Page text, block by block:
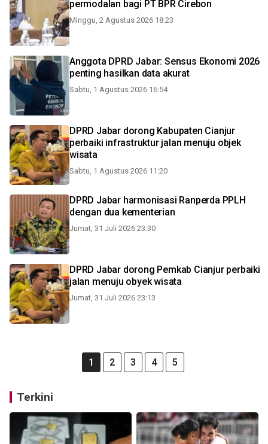
permodalan bagi PT BPR Cirebon
Minggu, 2 Agustus 2026 18:23
Anggota DPRD Jabar: Sensus Ekonomi 2026
penting hasilkan data akurat
Sabtu, 1 Agustus 2026 16:54
DPRD Jabar dorong Kabupaten Cianjur
perbaiki infrastruktur jalan menuju objek
wisata
Sabtu, 1 Agustus 2026 11:20
DPRD Jabar harmonisasi Ranperda PPLH
dengan dua kementerian
Jumat, 31 Juli 2026 23:30
DPRD Jabar dorong Pemkab Cianjur perbaiki
jalan menuju obyek wisata
Jumat, 31 Juli 2026 23:13
1 2 3 4 5
Terkini